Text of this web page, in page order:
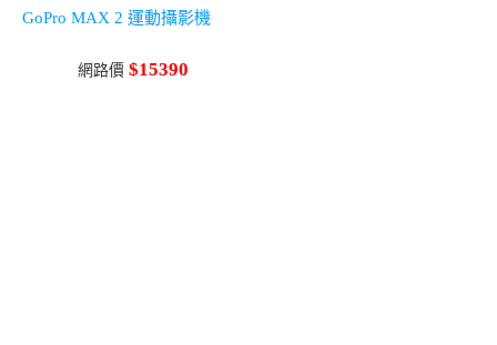
GoPro MAX 2 運動攝影機
網路價 $15390